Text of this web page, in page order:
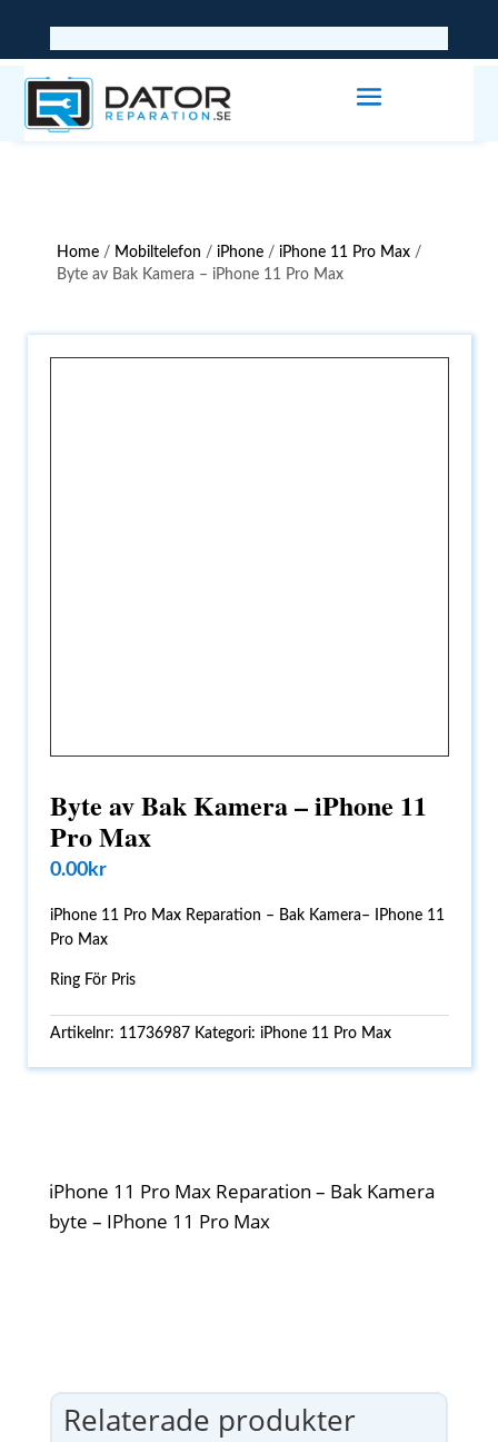
Home / Mobiltelefon / iPhone / iPhone 11 Pro Max /
Byte av Bak Kamera – iPhone 11 Pro Max
Byte av Bak Kamera – iPhone 11
Pro Max
0.00kr
iPhone 11 Pro Max Reparation – Bak Kamera– IPhone 11
Pro Max
Ring För Pris
Artikelnr: 11736987 Kategori:iPhone 11 Pro Max
iPhone 11 Pro Max Reparation – Bak Kamera
byte – IPhone 11 Pro Max
Relaterade produkter